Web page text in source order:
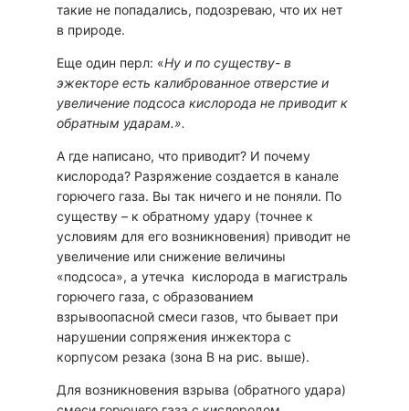
такие не попадались, подозреваю, что их нет
в природе.
Еще один перл: «Ну и по существу- в
эжекторе есть калиброванное отверстие и
увеличение подсоса кислорода не приводит к
обратным ударам.».
А где написано, что приводит? И почему
кислорода? Разряжение создается в канале
горючего газа. Вы так ничего и не поняли. По
существу – к обратному удару (точнее к
условиям для его возникновения) приводит не
увеличение или снижение величины
«подсоса», а утечка кислорода в магистраль
горючего газа, с образованием
взрывоопасной смеси газов, что бывает при
нарушении сопряжения инжектора с
корпусом резака (зона В на рис. выше).
Для возникновения взрыва (обратного удара)